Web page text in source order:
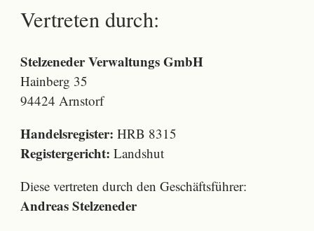
Vertreten durch:
Stelzeneder Verwaltungs GmbH
Hainberg 35
94424 Arnstorf
Handelsregister: HRB 8315
Registergericht: Landshut
Diese vertreten durch den Geschäftsführer:
Andreas Stelzeneder